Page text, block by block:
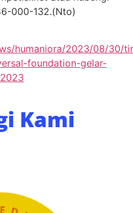
000-132.(Nto)
humaniora/2023/08/30/
foundation-gelar-
Kami